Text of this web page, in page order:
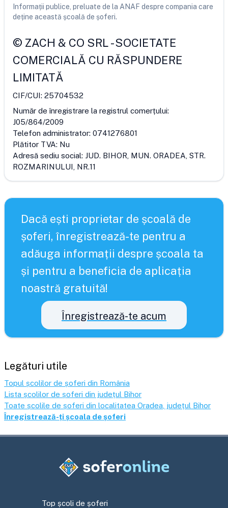
Informații publice, preluate de la ANAF despre compania care
deține această școală de șoferi.
© ZACH & CO SRL-SOCIETATE
COMERCIALĂ CU RĂSPUNDERE
LIMITATĂ
CIF/CUI: 25704532
Număr de înregistrare la registrul comerțului:
J05/864/2009
Telefon administrator: 0741276801
Plătitor TVA: Nu
Adresă sediu social: JUD. BIHOR, MUN. ORADEA, STR.
ROZMARINULUI, NR.11
Dacă ești proprietar de școală de
șoferi, înregistrează-te pentru a
adăuga informații despre școala ta
și pentru a beneficia de aplicația
noastră gratuită!
Înregistrează-te acum
Legături utile
Topul școlilor de șoferi din România
Lista școlilor de șoferi din județul Bihor
Toate școlile de șoferi din localitatea Oradea , județul Bihor
Înregistrează-ți școala de șoferi
Top școli de șoferi